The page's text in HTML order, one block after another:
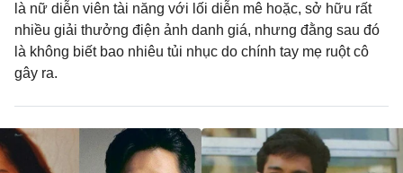
là nữ diễn viên tài năng với lối diễn mê hoặc, sở hữu rất
nhiều giải thưởng điện ảnh danh giá, nhưng đằng sau đó
là không biết bao nhiêu tủi nhục do chính tay mẹ ruột cô
gây ra.